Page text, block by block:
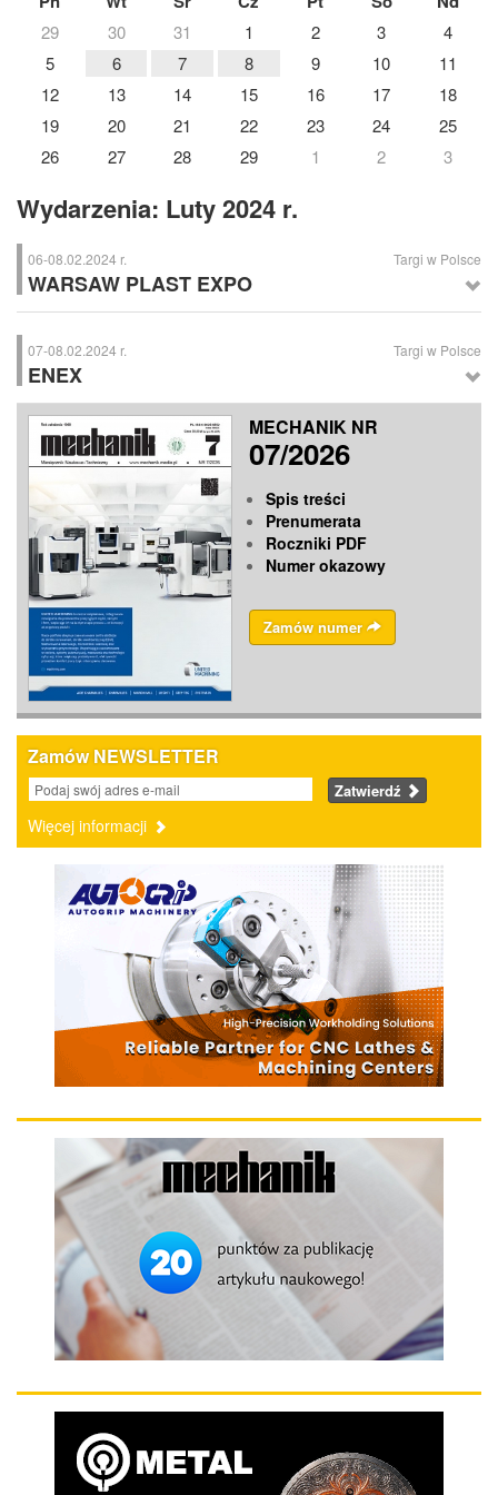
29 30 31 1 2 3
4
5
6 7 8 9 10
11
12
13 14 15 16 17
18
19
20 21 22 23 24
25
26
27 28 29 1 2 3
Wydarzenia: Luty 2024 r.
06-08.02.2024 r. Targi w Polsce
WARSAW PLAST EXPO
WARSAW PLAST EXPO– Międzynarodowe Branżowe Targi Przemysłu
Tworzyw Sztucznych, Nadarzyn k. Warszawy
07-08.02.2024 r. Targi w Polsce
ENEX
ENEX– Międzynarodowe Targi Energetyki i Elektrotechniki oraz
Odnawialnych Źródeł Energii, Kielce MECHANIK NR
07/2026
Spis treści
Prenumerata
Roczniki PDF
Numer okazowy
Zamów numer
Zamów NEWSLETTER
Zatwierdź
Więcej informacji